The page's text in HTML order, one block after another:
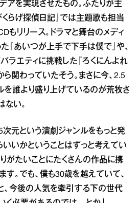
アを実現させたもの。ふたりが主
らげ探偵日記』では主題歌も担当
もリリース。ドラマと舞台のメディ
『あいつが上手で下手は僕で』や、
ラエティに挑戦した『ろくにんよれ
関わっていたそう。まさに今、2.5
を誰より盛り上げているのが荒牧さ
ない。
次元という演劇ジャンルをもっと発
いいかということはずっと考えてい
がたいことにたくさんの作品に携
。でも、僕も30歳を越えていて、
、今後の人気を牽引する下の世代